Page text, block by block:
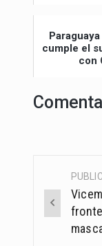
cumple el
con
Post